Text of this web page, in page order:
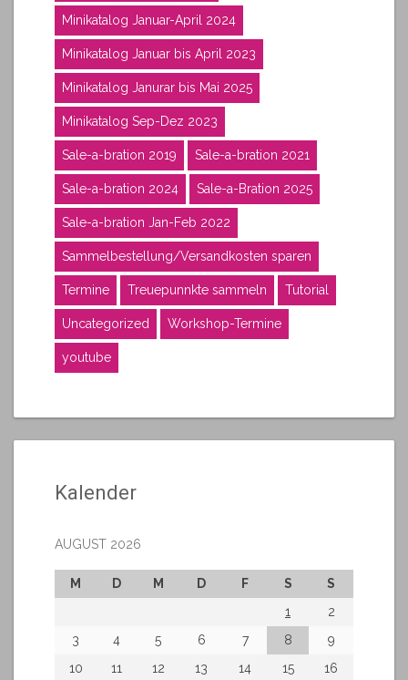
Minikatalog Januar-April 2024
Minikatalog Januar bis April 2023
Minikatalog Janurar bis Mai 2025
Minikatalog Sep-Dez 2023
Sale-a-bration 2019 Sale-a-bration 2021
Sale-a-bration 2024 Sale-a-Bration 2025
Sale-a-bration Jan-Feb 2022
Sammelbestellung/Versandkosten sparen
Termine Treuepunnkte sammeln Tutorial
Uncategorized Workshop-Termine
youtube
Kalender
AUGUST 2026
M D M D F S
S
1
2
3
4 5 6 7 8
9
10
11 12 13 14 15
16